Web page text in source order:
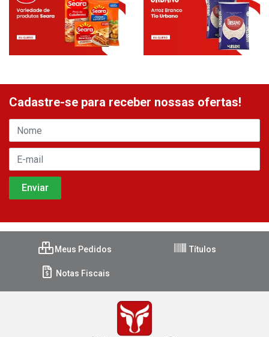
Cadastre-se para receber nossas ofertas!
Meus Pedidos Títulos
Notas Fiscais